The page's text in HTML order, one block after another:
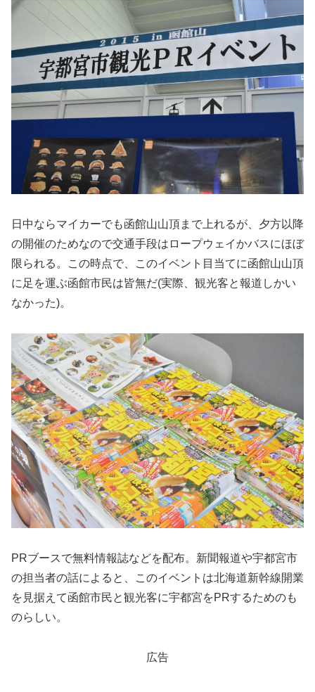
日中ならマイカーでも函館山山頂まで上れるが、夕方以降
の開催のためなので交通手段はロープウェイかバスにほぼ
限られる。この時点で、このイベント目当てに函館山山頂
に足を運ぶ函館市民は皆無だ(実際、観光客と報道しかい
なかった)。
PRブースで無料情報誌などを配布。新聞報道や宇都宮市
の担当者の話によると、このイベントは北海道新幹線開業
を見据えて函館市民と観光客に宇都宮をPRするためのも
のらしい。
広告